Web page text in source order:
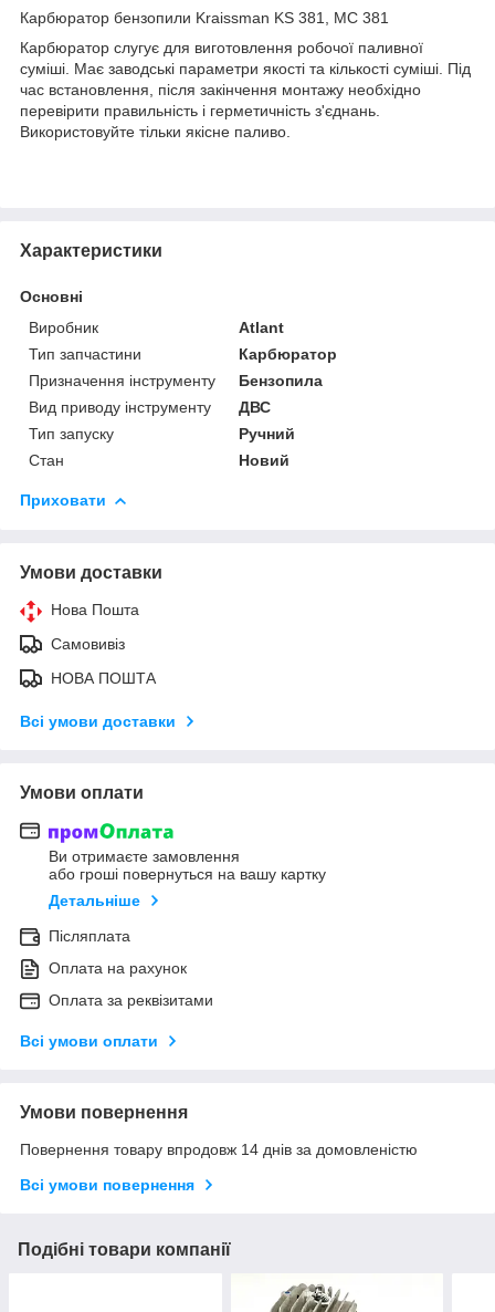
Карбюратор бензопили Kraissman KS 381, МС 381
Карбюратор слугує для виготовлення робочої паливної
суміші. Має заводські параметри якості та кількості суміші. Під
час встановлення, після закінчення монтажу необхідно
перевірити правильність і герметичність з'єднань.
Використовуйте тільки якісне паливо.
Характеристики
Основні
Виробник
Atlant
Тип запчастини
Карбюратор
Призначення інструменту
Бензопила
Вид приводу інструменту
ДВС
Тип запуску
Ручний
Стан
Новий
Приховати
Умови доставки
Нова Пошта
Самовивіз
НОВА ПОШТА
Всі умови доставки
Умови оплати
Ви отримаєте замовлення
або гроші повернуться на вашу картку
Детальніше
Післяплата
Оплата на рахунок
Оплата за реквізитами
Всі умови оплати
Умови повернення
Повернення товару впродовж 14 днів за домовленістю
Всі умови повернення
Подібні товари компанії